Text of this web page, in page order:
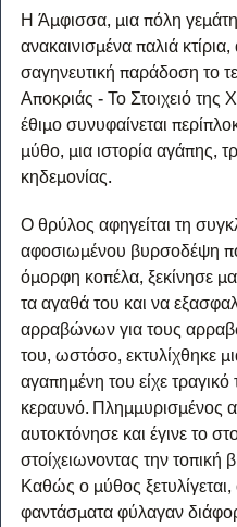
Η Άμφισσα, μια πόλη
ανακαινισμένα παλιά
σαγηνευτική παράδοση το
Αποκριάς - Το Στοιχειό της
έθιμο συνυφαίνεται
μύθο, μια ιστορία αγάπης,
κηδεμονίας.
Ο θρύλος αφηγείται τη
αφοσιωμένου βυρσοδέψη
όμορφη κοπέλα, ξεκίνησε
τα αγαθά του και να
αρραβώνων για τους
του, ωστόσο, εκτυλίχθηκε
αγαπημένη του είχε
κεραυνό. Πλημμυρισμένος
αυτοκτόνησε και έγινε το
στοίχειωνοντας την τοπική
Καθώς ο μύθος
φαντάσματα φύλαγαν